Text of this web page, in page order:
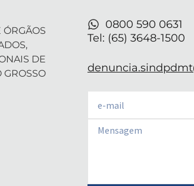
i
n
DE
GROSSO
0800 590 0631
Tel: (65) 3648-1500
Email